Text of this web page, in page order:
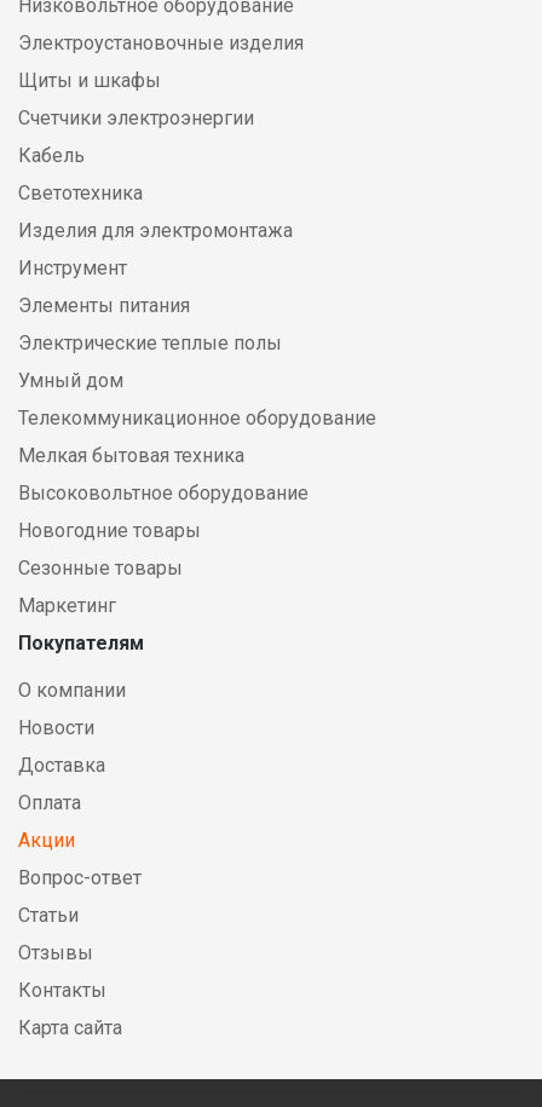
Низковольтное оборудование
Электроустановочные изделия
Щиты и шкафы
Счетчики электроэнергии
Кабель
Светотехника
Изделия для электромонтажа
Инструмент
Элементы питания
Электрические теплые полы
Умный дом
Телекоммуникационное оборудование
Мелкая бытовая техника
Высоковольтное оборудование
Новогодние товары
Сезонные товары
Маркетинг
Покупателям
О компании
Новости
Доставка
Оплата
Акции
Вопрос-ответ
Статьи
Отзывы
Контакты
Карта сайта